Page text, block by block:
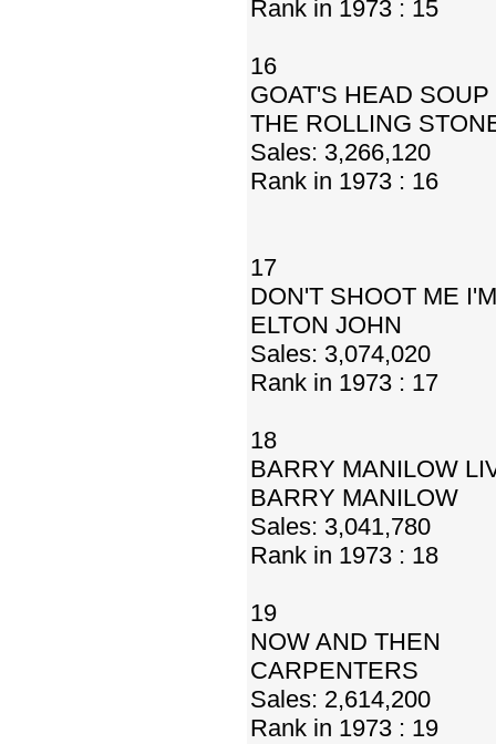
Rank in 1973 : 15
16
GOAT'S HEAD SOUP
THE ROLLING
Sales: 3,266,120
Rank in 1973 : 16
17
DON'T SHOOT ME
ELTON JOHN
Sales: 3,074,020
Rank in 1973 : 17
18
BARRY MANILOW
BARRY MANILOW
Sales: 3,041,780
Rank in 1973 : 18
19
NOW AND THEN
CARPENTERS
Sales: 2,614,200
Rank in 1973 : 19